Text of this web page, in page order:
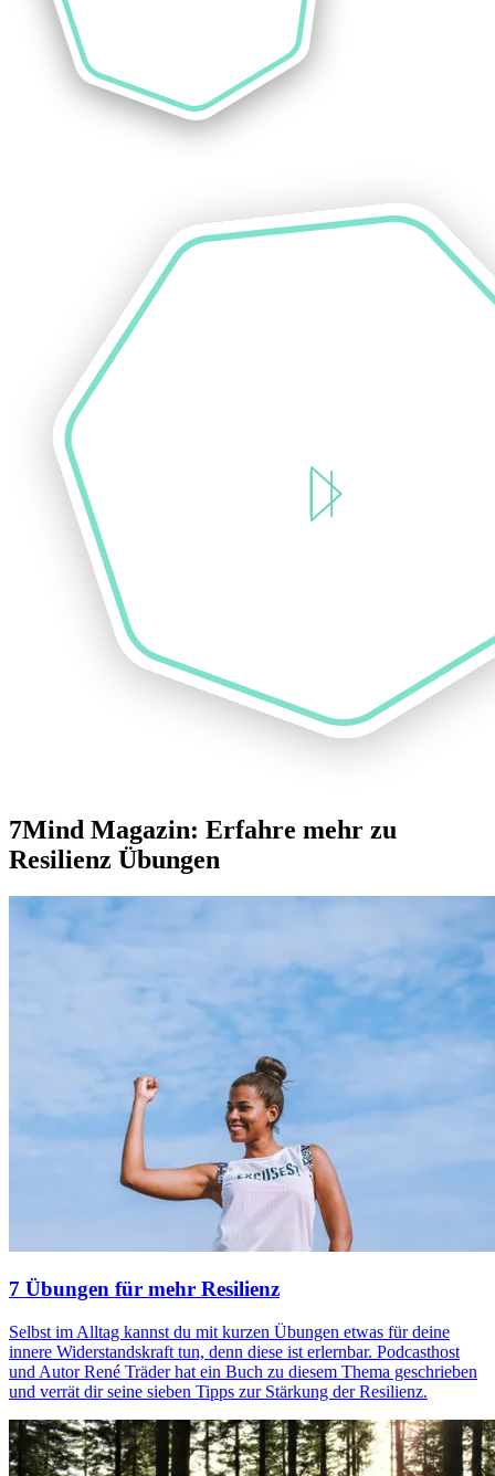
7Mind Magazin: Erfahre mehr zu
Resilienz Übungen
7 Übungen für mehr Resilienz
Selbst im Alltag kannst du mit kurzen Übungen etwas für deine
innere Widerstandskraft tun, denn diese ist erlernbar. Podcasthost
und Autor René Träder hat ein Buch zu diesem Thema geschrieben
und verrät dir seine sieben Tipps zur Stärkung der Resilienz.